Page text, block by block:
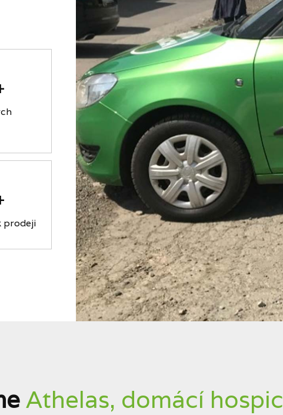
prodeji
Athelas, domácí hospic